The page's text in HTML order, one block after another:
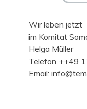
Wir leben jetzt
im Komitat
Helga Müller
Telefon ++49
Email: